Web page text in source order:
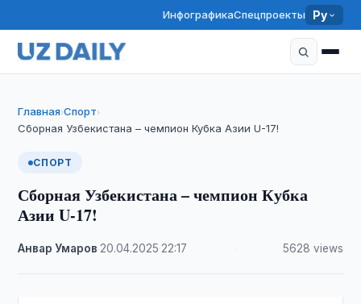
ИнфографикаСпецпроекты Ру
Главная›Спорт›
Сборная Узбекистана – чемпион Кубка Азии U-17!
СПОРТ
Сборная Узбекистана – чемпион Кубка
Азии U-17!
Анвар Умаров 20.04.2025 22:17 5628 views